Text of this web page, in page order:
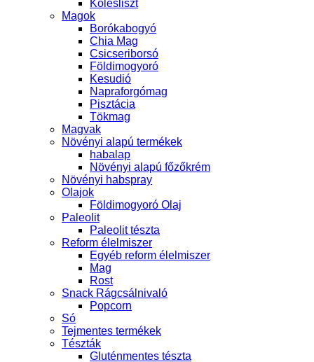
Kölesliszt
Magok
Borókabogyó
Chia Mag
Csicseriborsó
Földimogyoró
Kesudió
Napraforgómag
Pisztácia
Tökmag
Magvak
Növényi alapú termékek
habalap
Növényi alapú főzőkrém
Növényi habspray
Olajok
Földimogyoró Olaj
Paleolit
Paleolit tészta
Reform élelmiszer
Egyéb reform élelmiszer
Mag
Rost
Snack Rágcsálnivaló
Popcorn
Só
Tejmentes termékek
Tészták
Gluténmentes tészta